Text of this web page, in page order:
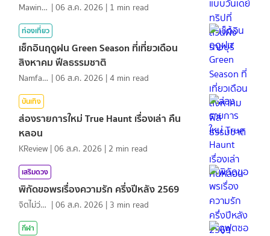
MawinMatravel |06 ส.ค. 2026 | 1 min read
ท่องเที่ยว
เช็กอินฤดูฝน Green Season ที่เที่ยวเดือน
สิงหาคม ฟีลธรรมชาติ
NamfahPhupha |06 ส.ค. 2026 |4 min read
บันเทิง
ส่องรายการใหม่ True Haunt เรื่องเล่า คืน
หลอน
KReview |06 ส.ค. 2026 | 2 min read
เสริมดวง
พิกัดขอพรเรื่องความรัก ครึ่งปีหลัง 2569
จิตไม่ว่าง |06 ส.ค. 2026 | 3 min read
กีฬา